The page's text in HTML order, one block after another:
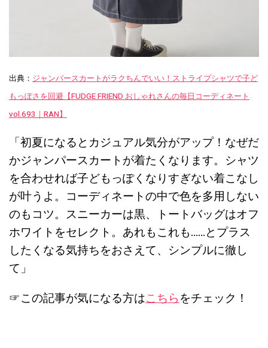
出典： ジャンパースカートがラクちんでいい！ストライプシャツで子ど
もっぽさを回避【FUDGE FRIEND おしゃれさんの毎日コーディネート
vol.693｜RAN】
「初夏になるとカジュアル気分がアップ！なぜだ
かジャンパースカートが着たくなります。シャツ
を合わせれば子どもっぽくなりすぎない着こなし
が叶うよ。コーディネートの中で色を多用しない
のもコツ。スニーカーは黒、トートバッグはオフ
ホワイトをセレクト。あれもこれも……とプラス
したくなる気持ちをおさえて、シンプルに徹し
て」
☞この記事が気になる方はこちらをチェック！